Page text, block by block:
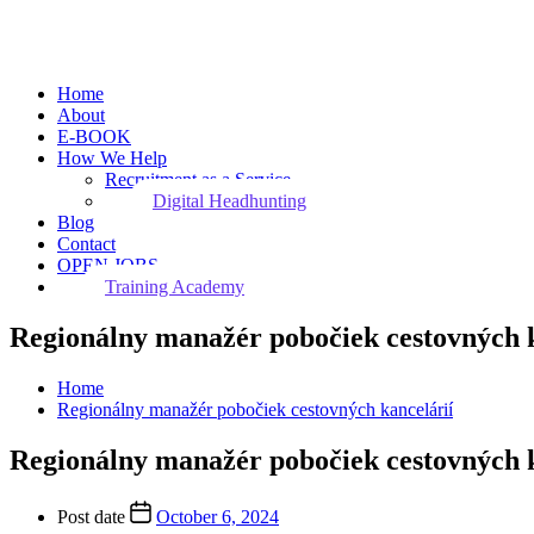
Home
About
E-BOOK
How We Help
Recruitment as a Service
Digital Headhunting
Blog
Contact
OPEN JOBS
Training Academy
Regionálny manažér pobočiek
Home
Regionálny manažér pobočiek cestovných kancelárií
Regionálny manažér pobočiek
Post date October 6, 2024